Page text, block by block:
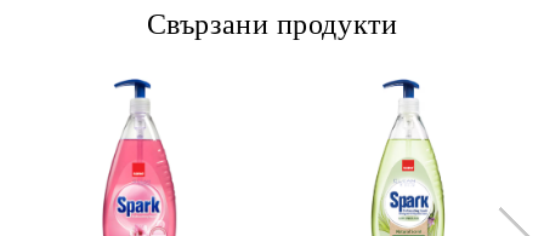
Свързани продукти